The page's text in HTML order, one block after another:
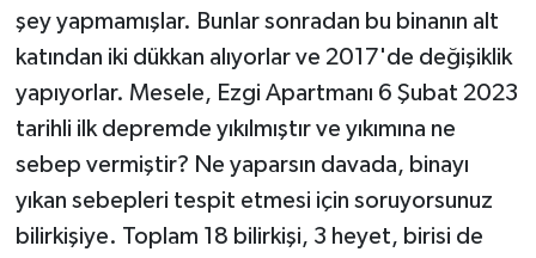
şey yapmamışlar. Bunlar sonradan bu binanın alt
katından iki dükkan alıyorlar ve 2017'de değişiklik
yapıyorlar. Mesele, Ezgi Apartmanı 6 Şubat 2023
tarihli ilk depremde yıkılmıştır ve yıkımına ne
sebep vermiştir? Ne yaparsın davada, binayı
yıkan sebepleri tespit etmesi için soruyorsunuz
bilirkişiye. Toplam 18 bilirkişi, 3 heyet, birisi de